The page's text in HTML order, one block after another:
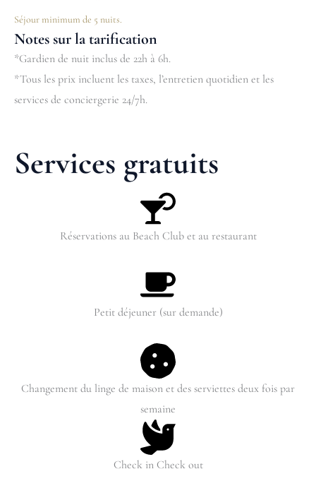
Séjour minimum de 5 nuits.
Notes sur la tarification
*Gardien de nuit inclus de 22h à 6h.
*Tous les prix incluent les taxes, l’entretien quotidien et les
services de conciergerie 24/7h.
Services gratuits
Réservations au Beach Club et au restaurant
Petit déjeuner (sur demande)
Changement du linge de maison et des serviettes deux fois par
semaine
Check in Check out